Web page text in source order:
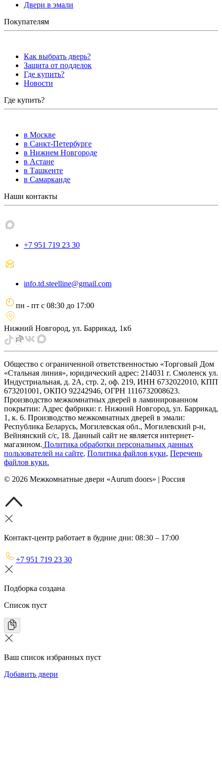
Двери в эмали
Покупателям
Как выбрать дверь?
Защита от подделок
Где купить?
Новости
Где купить?
в Москве
в Санкт-Петербурге
в Нижнем Новгороде
в Астане
в Ташкенте
в Самарканде
Наши контакты
+7 951 719 23 30
info.td.steelline@gmail.com
пн - пт с 08:30 до 17:00
Нижний Новгород, ул. Баррикад, 1к6
Общество с ограниченной ответственностью «Торговый Дом
«Стальная линия», юридический адрес: 214031 г. Смоленск ул.
Индустриальная, д. 2А, стр. 2, оф. 219, ИНН 6732022010, КПП
673201001, ОКПО 92242946, ОГРН 1116732008623.
Производство межкомнатных дверей в ламинированном
покрытии: Адрес фабрики: г. Нижний Новгород, ул. Баррикад,
1, к. 6. Производство межкомнатных дверей в эмали:
Республика Беларусь, Могилевская обл., Могилевский р-н,
Вейнянский с/с, 18. Данный сайт не является интернет-
магазином. Политика обработки персональных данных
пользователей на сайте, Политика файлов куки, Перечень
файлов куки.
© 2026 Межкомнатные двери «Aurum doors» | Россия
Контакт-центр работает в будние дни: 08:30 – 17:00
+7 951 719 23 30
Подборка создана
Список пуст
Ваш список избранных пуст
Добавить двери